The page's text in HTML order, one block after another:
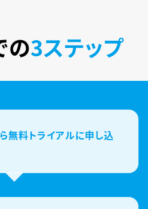
の3ステップ
無料トライアルに申し込